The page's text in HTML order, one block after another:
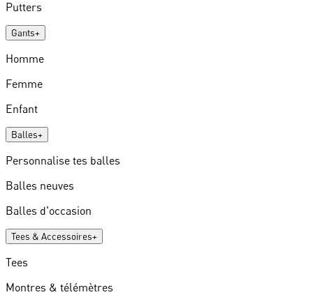
Putters
Gants+
Homme
Femme
Enfant
Balles+
Personnalise tes balles
Balles neuves
Balles d'occasion
Tees & Accessoires+
Tees
Montres & télémètres